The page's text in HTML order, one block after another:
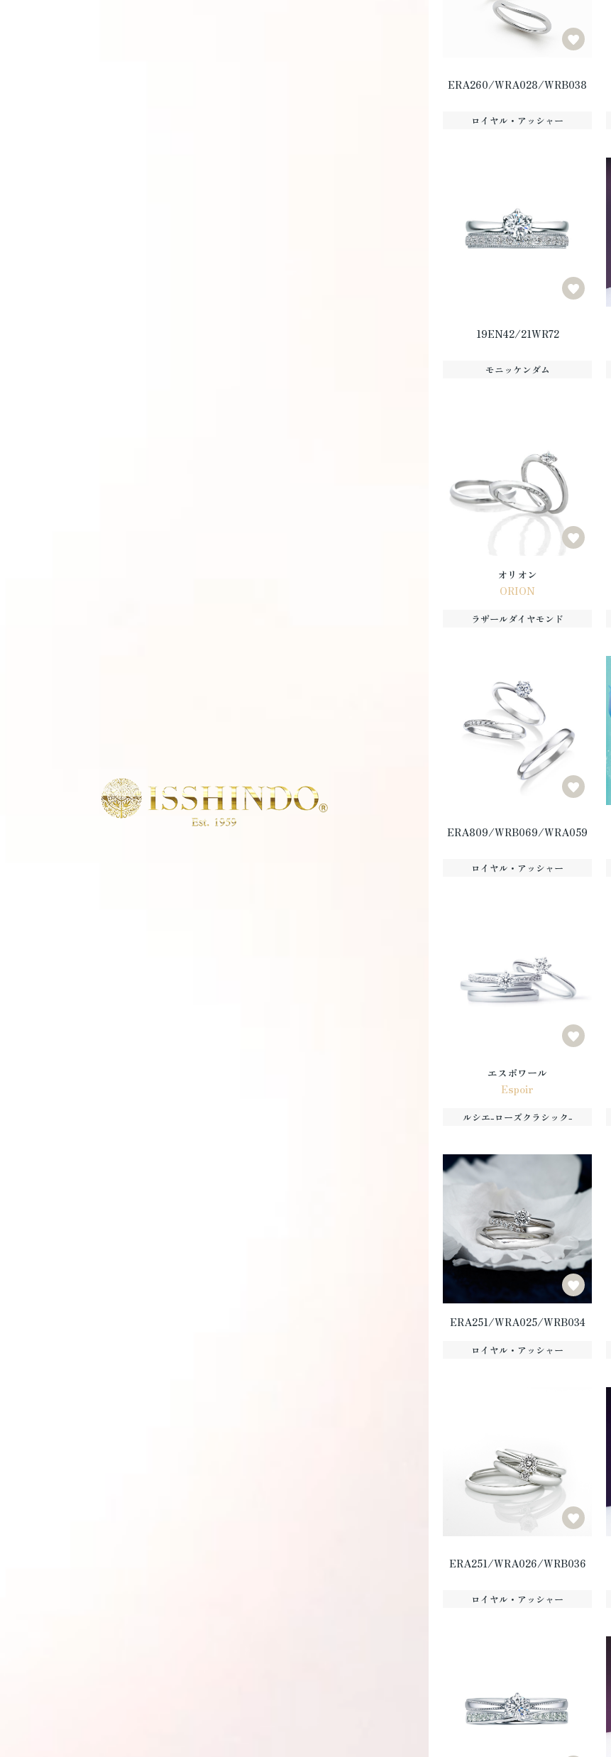
ERA260/WRA028/WRB038
ロイヤル・アッシャー
19EN42/21WR72
モニッケンダム
オリオン
ORION
ラザールダイヤモンド
ERA809/WRB069/WRA059
ロイヤル・アッシャー
エスポワール
Espoir
ルシエ-ローズクラシック-
ERA251/WRA025/WRB034
ロイヤル・アッシャー
ERA251/WRA026/WRB036
ロイヤル・アッシャー